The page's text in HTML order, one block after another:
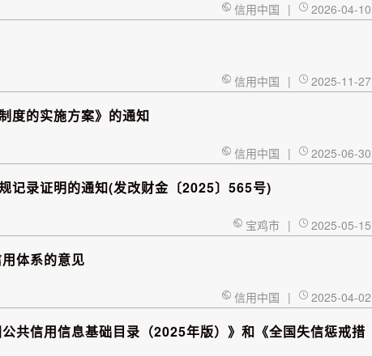
信用中国 | 2026-04-10
信用中国 | 2025-11-27
度的实施方案》的通知
信用中国 | 2025-06-30
记录证明的通知(发改财金〔2025〕565号)
宝鸡市 | 2025-05-15
体系的意见
信用中国 | 2025-04-02
共信用信息基础目录（2025年版）》和《全国失信惩戒措